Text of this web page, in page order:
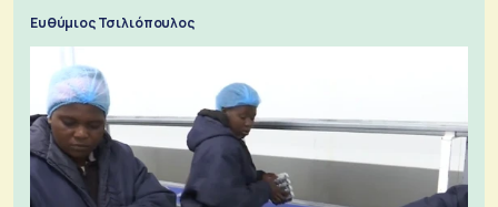
Ευθύμιος Τσιλιόπουλος